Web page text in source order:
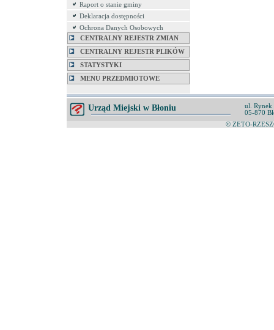
Raport o stanie gminy
Deklaracja dostępności
Ochrona Danych Osobowych
CENTRALNY REJESTR ZMIAN
CENTRALNY REJESTR PLIKÓW
STATYSTYKI
MENU PRZEDMIOTOWE
Urząd Miejski w Błoniu
ul. Rynek
05-870
© ZETO-